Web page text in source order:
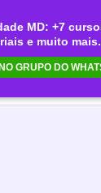
MD: +7
e muito
GRUPO DO